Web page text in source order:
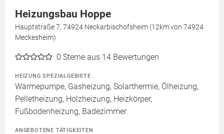
Heizungsbau Hoppe
Hauptstraße 7, 74924 Neckarbischofsheim (12km von 74924
Meckesheim)
0 Sterne aus 14 Bewertungen
HEIZUNG SPEZIALGEBIETE
Wärmepumpe, Gasheizung, Solarthermie, Ölheizung,
Pelletheizung, Holzheizung, Heizkörper,
Fußbodenheizung, Badezimmer
ANGEBOTENE TÄTIGKEITEN